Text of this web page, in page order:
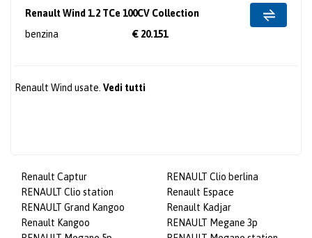
Renault Wind 1.2 TCe 100CV Collection
benzina
€ 20.151
Renault Wind usate. Vedi tutti
Renault Captur
RENAULT Clio berlina
RENAULT Clio station
Renault Espace
RENAULT Grand Kangoo
Renault Kadjar
Renault Kangoo
RENAULT Megane 3p